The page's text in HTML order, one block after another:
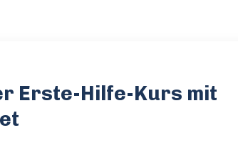
Erste-Hilfe-Kurs mit